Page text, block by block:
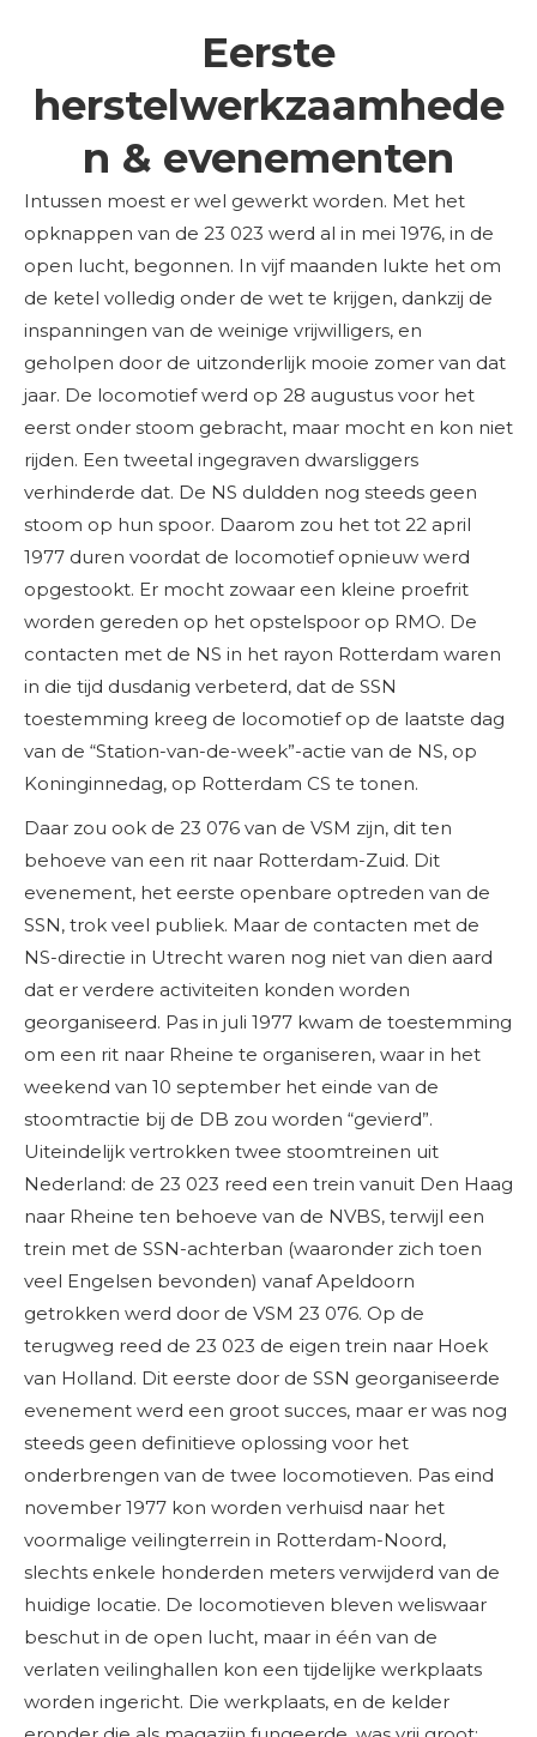
Eerste
herstelwerkzaamhede
n & evenementen
Intussen moest er wel gewerkt worden. Met het
opknappen van de 23 023 werd al in mei 1976, in de
open lucht, begonnen. In vijf maanden lukte het om
de ketel volledig onder de wet te krijgen, dankzij de
inspanningen van de weinige vrijwilligers, en
geholpen door de uitzonderlijk mooie zomer van dat
jaar. De locomotief werd op 28 augustus voor het
eerst onder stoom gebracht, maar mocht en kon niet
rijden. Een tweetal ingegraven dwarsliggers
verhinderde dat. De NS duldden nog steeds geen
stoom op hun spoor. Daarom zou het tot 22 april
1977 duren voordat de locomotief opnieuw werd
opgestookt. Er mocht zowaar een kleine proefrit
worden gereden op het opstelspoor op RMO. De
contacten met de NS in het rayon Rotterdam waren
in die tijd dusdanig verbeterd, dat de SSN
toestemming kreeg de locomotief op de laatste dag
van de “Station-van-de-week”-actie van de NS, op
Koninginnedag, op Rotterdam CS te tonen.
Daar zou ook de 23 076 van de VSM zijn, dit ten
behoeve van een rit naar Rotterdam-Zuid. Dit
evenement, het eerste openbare optreden van de
SSN, trok veel publiek. Maar de contacten met de
NS-directie in Utrecht waren nog niet van dien aard
dat er verdere activiteiten konden worden
georganiseerd. Pas in juli 1977 kwam de toestemming
om een rit naar Rheine te organiseren, waar in het
weekend van 10 september het einde van de
stoomtractie bij de DB zou worden “gevierd”.
Uiteindelijk vertrokken twee stoomtreinen uit
Nederland: de 23 023 reed een trein vanuit Den Haag
naar Rheine ten behoeve van de NVBS, terwijl een
trein met de SSN-achterban (waaronder zich toen
veel Engelsen bevonden) vanaf Apeldoorn
getrokken werd door de VSM 23 076. Op de
terugweg reed de 23 023 de eigen trein naar Hoek
van Holland. Dit eerste door de SSN georganiseerde
evenement werd een groot succes, maar er was nog
steeds geen definitieve oplossing voor het
onderbrengen van de twee locomotieven. Pas eind
november 1977 kon worden verhuisd naar het
voormalige veilingterrein in Rotterdam-Noord,
slechts enkele honderden meters verwijderd van de
huidige locatie. De locomotieven bleven weliswaar
beschut in de open lucht, maar in één van de
verlaten veilinghallen kon een tijdelijke werkplaats
worden ingericht. Die werkplaats, en de kelder